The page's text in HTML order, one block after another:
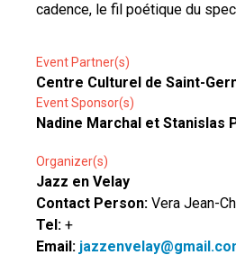
cadence, le fil poétique du
Event Partner(s)
Centre Culturel de Saint-
Event Sponsor(s)
Nadine Marchal et Stanislas
Organizer(s)
Jazz en Velay
Contact Person: Vera Jean-
Tel: +
Email: